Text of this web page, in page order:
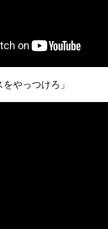
やっつけろ」